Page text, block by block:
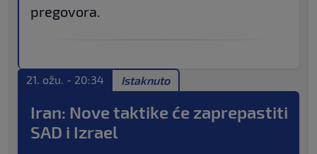
pregovora.
21. ožu. - 20:34 Istaknuto
Iran: Nove taktike će zaprepastiti
SAD i Izrael